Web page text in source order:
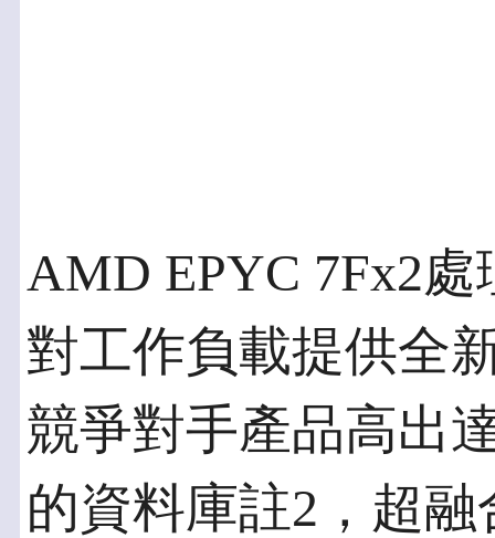
AMD EPYC 7Fx2
對工作負載提供全
競爭對手產品高出
的資料庫註2，超